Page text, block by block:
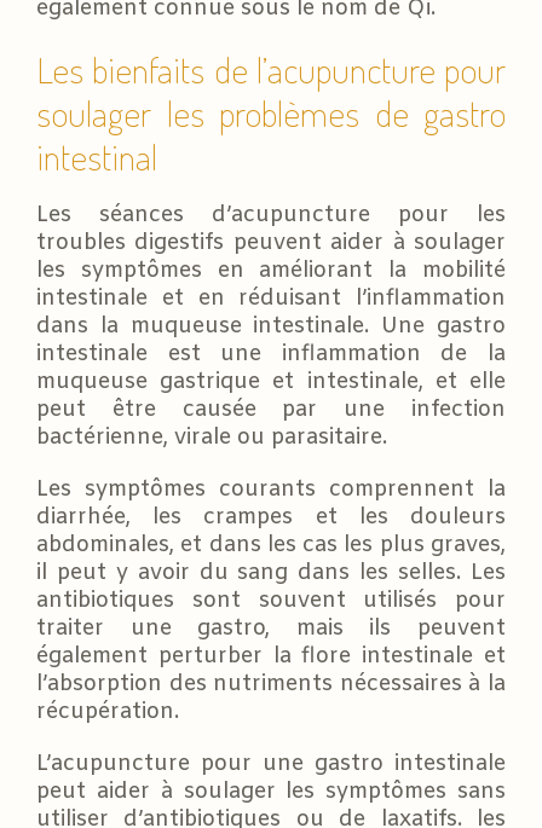
également connue sous le nom de Qi.
Les bienfaits de l’acupuncture pour
soulager les problèmes de gastro
intestinal
Les séances d’acupuncture pour les
troubles digestifs peuvent aider à soulager
les symptômes en améliorant la mobilité
intestinale et en réduisant l’inflammation
dans la muqueuse intestinale. Une gastro
intestinale est une inflammation de la
muqueuse gastrique et intestinale, et elle
peut être causée par une infection
bactérienne, virale ou parasitaire.
Les symptômes courants comprennent la
diarrhée, les crampes et les douleurs
abdominales, et dans les cas les plus graves,
il peut y avoir du sang dans les selles. Les
antibiotiques sont souvent utilisés pour
traiter une gastro, mais ils peuvent
également perturber la flore intestinale et
l’absorption des nutriments nécessaires à la
récupération.
L’acupuncture pour une gastro intestinale
peut aider à soulager les symptômes sans
utiliser d’antibiotiques ou de laxatifs. les